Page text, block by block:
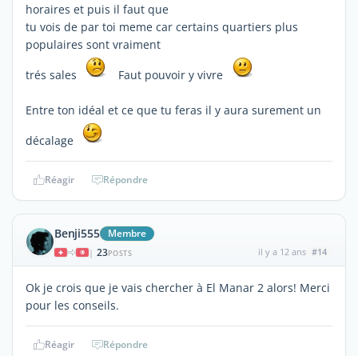
horaires et puis il faut que
tu vois de par toi meme car certains quartiers plus
populaires sont vraiment
trés sales
Faut pouvoir y vivre
Entre ton idéal et ce que tu feras il y aura surement un
décalage
Réagir Répondre
Benji555 Membre
| 23POSTS il y a 12 ans #14
Ok je crois que je vais chercher à El Manar 2 alors! Merci
pour les conseils.
Réagir Répondre